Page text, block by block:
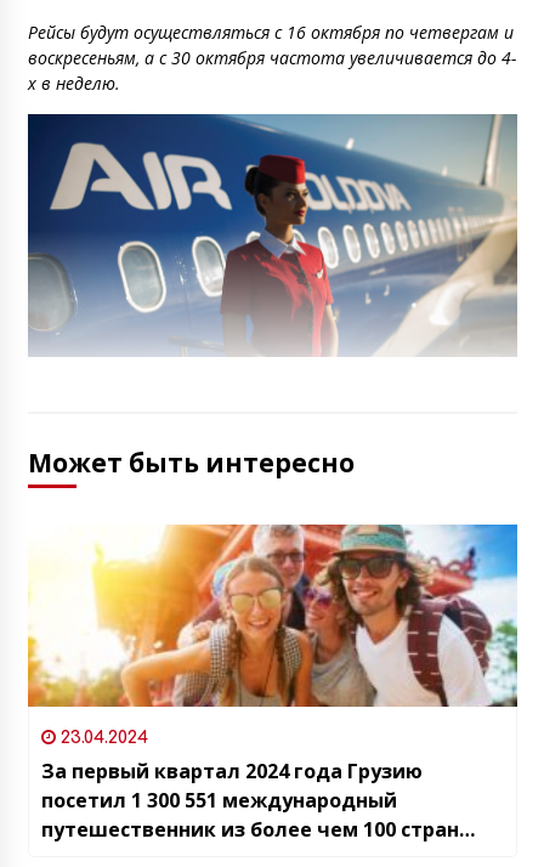
Рейсы будут осуществляться с 16 октября по четвергам и
воскресеньям, а с 30 октября частота увеличивается до 4-
х в неделю.
Может быть интересно
23.04.2024
За первый квартал 2024 года Грузию
посетил 1 300 551 международный
путешественник из более чем 100 стран